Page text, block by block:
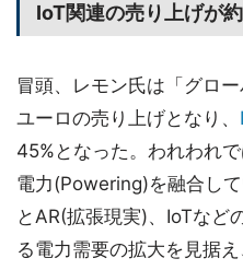
IoT関連の売り上げが
冒頭、レモン氏は「グロ
ユーロの売り上げとなり、
45%となった。われわれ
電力(Powering)を融合し
とAR(拡張現実)、IoTなど
る電力需要の拡大を見据